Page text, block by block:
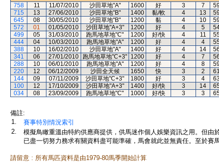
758
11 11/07/2010 沙田草地"A" 1600 好 3 7
715
13 27/06/2010 沙田草地"B" 1400 黏/軟 4 13
645
08 30/05/2010 沙田草地"B" 1200 黏 4 10
572
01 01/05/2010 沙田草地"A+3" 1200 好 4 5
499
05 31/03/2010 跑馬地草地"C" 1200 好/快 4 11
444
04 10/03/2010 跑馬地草地"A" 1200 好 4 4
388
10 16/02/2010 沙田草地"A" 1400 好 4 14
341
06 27/01/2010 跑馬地草地"C+3" 1200 好 4 7
288
10 06/01/2010 跑馬地草地"A" 1200 好 4 8
220
12 06/12/2009 沙田全天候 1650 快 3 2
144
09 07/11/2009 沙田草地"C+3" 1800 好 3 4
100
12 17/10/2009 沙田草地"A+3" 1400 好/快 3 14
034
08 23/09/2009 跑馬地草地"C" 1000 好/快 3 3
備註:
1.
賽事特別情況索引
2.
模擬鳥瞰重溫由特約供應商提供，供馬迷作個人娛樂資訊之用。但
已盡一切努力務求有關資料盡可能準確，馬會就此並無責任。至於賽
請留意 : 所有馬匹資料是由1979-80馬季開始計算